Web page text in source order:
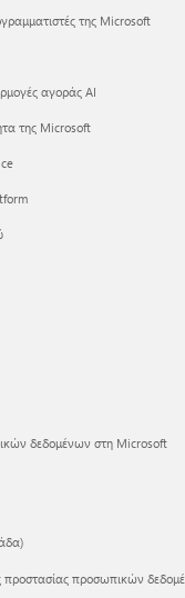
της Microsoft
αγοράς AI
της Microsoft
δεδομένων στη Microsoft
προστασίας προσωπικών